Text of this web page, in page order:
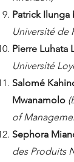
Patrick
Université de
Pierre Luhata
Université
Salomé
Mwanamolo
of
Sephora
des Produits